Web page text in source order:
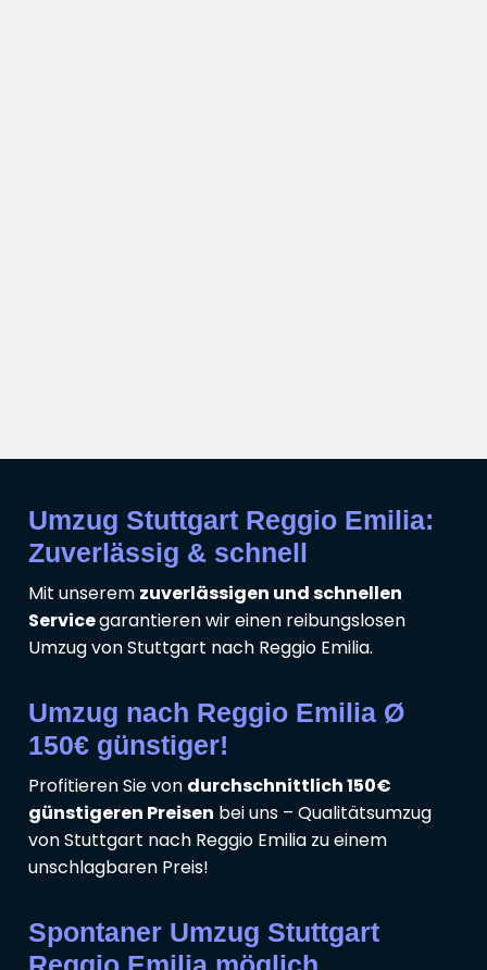
Umzug Stuttgart Reggio Emilia:
Zuverlässig & schnell
Mit unserem zuverlässigen und schnellen
Servicegarantieren wir einen reibungslosen
Umzug von Stuttgart nach Reggio Emilia.
Umzug nach Reggio Emilia Ø
150€ günstiger!
Profitieren Sie von durchschnittlich 150€
günstigeren Preisen bei uns – Qualitätsumzug
von Stuttgart nach Reggio Emilia zu einem
unschlagbaren Preis!
Spontaner Umzug Stuttgart